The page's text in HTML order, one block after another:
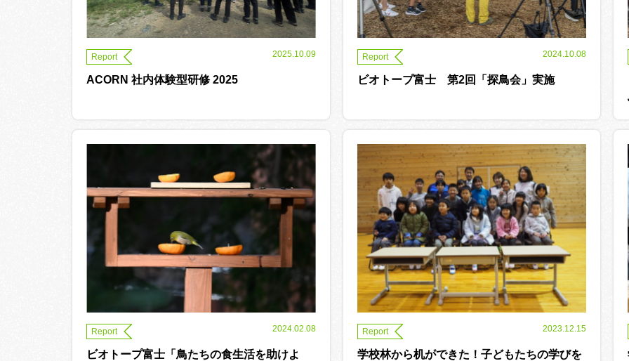
Report 2025.10.09
ACORN 社内体験型研修 2025
Report 2024.10.08
ビオトープ富士 第2回「探鳥会」実施
Report 2024.02.08
ビオトープ富士「鳥たちの食生活を助けよ
Report 2023.12.15
学校林から机ができた！子どもたちの学びを